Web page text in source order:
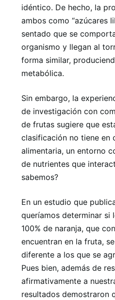
idéntico. De hecho, la
ambos como “azúcares
sentado que se
organismo y llegan al
forma similar,
metabólica.
Sin embargo, la
de investigación con
de frutas sugiere que
clasificación no tiene en
alimentaria, un entorno
de nutrientes que
sabemos?
En un estudio que
queríamos determinar si
100% de naranja, que
encuentran en la fruta,
diferente a los que se
Pues bien, además de
afirmativamente a
resultados demostraron